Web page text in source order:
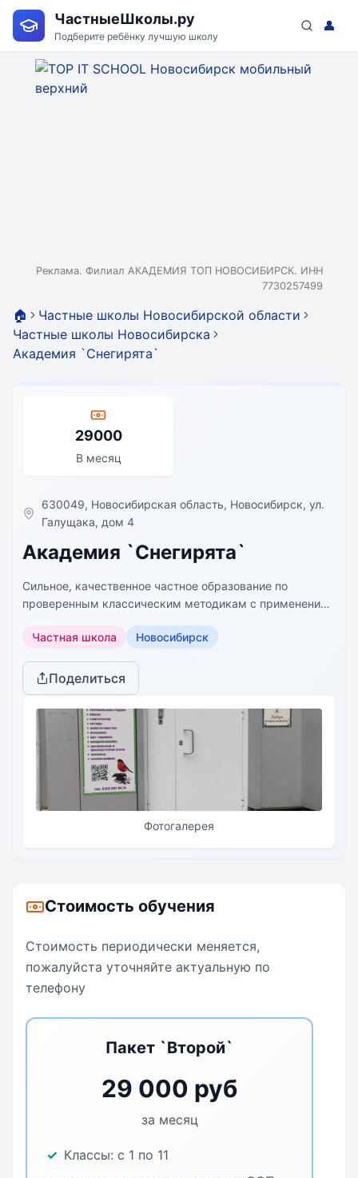
ЧастныеШколы.ру
Подберите ребёнку лучшую школу
👤
Реклама. Филиал АКАДЕМИЯ ТОП НОВОСИБИРСК. ИНН
7730257499
🏠
Частные школы Новосибирской области
Частные школы Новосибирска
Академия `Снегирята`
29000
В месяц
630049, Новосибирская область, Новосибирск, ул.
Галущака, дом 4
Академия `Снегирята`
Сильное, качественное частное образование по
проверенным классическим методикам с применением
Частная школа
Новосибирск
Поделиться
Фотогалерея
Стоимость обучения
Стоимость периодически меняется,
пожалуйста уточняйте актуальную по
телефону
Пакет `Второй`
29 000 руб
за месяц
Классы: с 1 по 11